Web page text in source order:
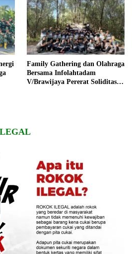
Family Gathering dan Olahraga
Bersama Infolahtadam
V/Brawijaya Pererat Soliditas